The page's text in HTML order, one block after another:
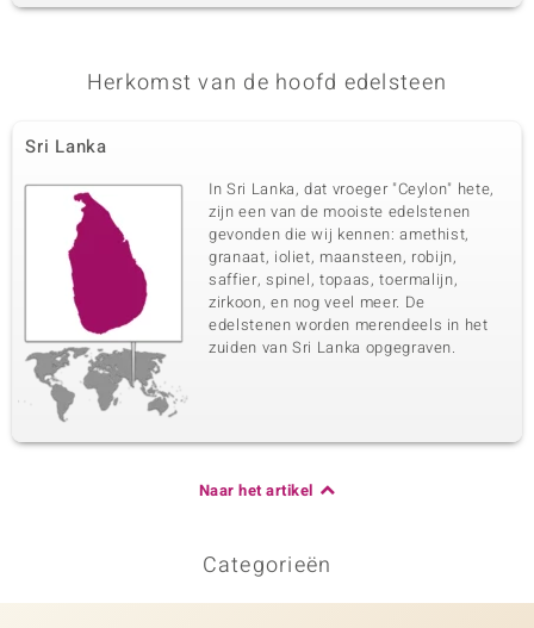
Herkomst van de hoofd edelsteen
Sri Lanka
In Sri Lanka, dat vroeger "Ceylon" hete,
zijn een van de mooiste edelstenen
gevonden die wij kennen: amethist,
granaat, ioliet, maansteen, robijn,
saffier, spinel, topaas, toermalijn,
zirkoon, en nog veel meer. De
edelstenen worden merendeels in het
zuiden van Sri Lanka opgegraven.
Naar het artikel
Categorieën